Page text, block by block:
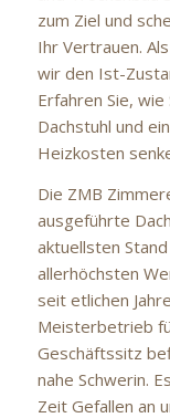
zum Ziel und
Ihr Vertrauen.
wir den Ist-
Erfahren Sie,
Dachstuhl und
Heizkosten
Die ZMB
ausgeführte
aktuellsten
allerhöchsten
seit etlichen
Meisterbetrieb
Geschäftssitz
nahe Schwerin.
Zeit Gefallen an